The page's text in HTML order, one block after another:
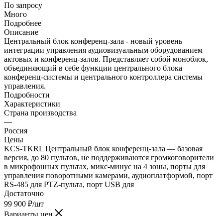
По запросу
Много
Подробнее
Описание
Центральный блок конференц-зала - новый уровень
интеграции управления аудиовизуальным оборудованием
актовых и конференц-залов. Представляет собой моноблок,
объединяющий в себе функции центрального блока
конференц-системы и центрального контроллера системы
управления.
Подробности
Характеристики
Страна производства
—
Россия
Цены
KCS-TKRL Центральный блок конференц-зала — базовая
версия, до 80 пультов, не поддерживаются громкоговорители
в микрофонных пультах, микс-минус на 4 зоны, порты для
управления поворотными камерами, аудиоплатформой, порт
RS-485 для PTZ-пульта, порт USB для
Достаточно
99 900 ₽/шт
Варианты цен